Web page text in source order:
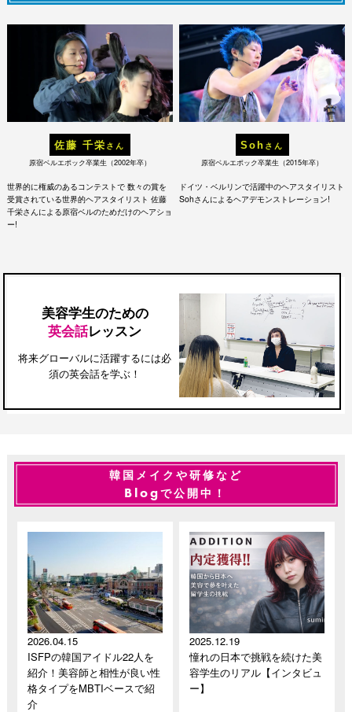
佐藤 千栄 さん
原宿ベルエポック卒業生（2002年卒）
世界的に権威のあるコンテストで 数々の賞を
受賞されている世界的ヘアスタイリスト 佐藤
千栄さんによる原宿ベルのためだけのヘアショ
ー!
Soh さん
原宿ベルエポック卒業生（2015年卒）
ドイツ・ベルリンで活躍中のヘアスタイリスト
Sohさんによるヘアデモンストレーション!
美容学生のための
英会話レッスン
将来グローバルに活躍するには必
須の英会話を学ぶ！
韓国メイクや研修など
Blogで公開中！
2026.04.15
ISFPの韓国アイドル22人を
紹介！美容師と相性が良い性
格タイプをMBTIベースで紹
介
2025.12.19
憧れの日本で挑戦を続けた美
容学生のリアル【インタビュ
ー】